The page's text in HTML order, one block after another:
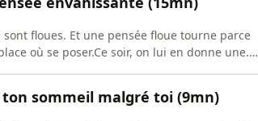
floues. Et une pensée floue tourne parce
où se poser.Ce soir, on lui en donne une.Ce
sommeil malgré toi (9mn)